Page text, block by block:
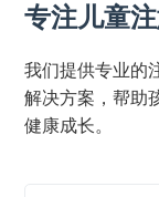
专注儿童
我们提供专业的
解决方案，帮助
健康成长。